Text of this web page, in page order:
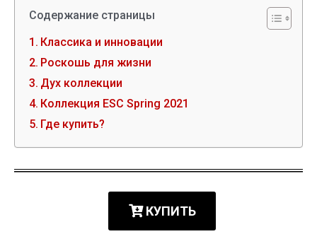
Содержание страницы
Классика и инновации
Роскошь для жизни
Дух коллекции
Коллекция ESC Spring 2021
Где купить?
КУПИТЬ